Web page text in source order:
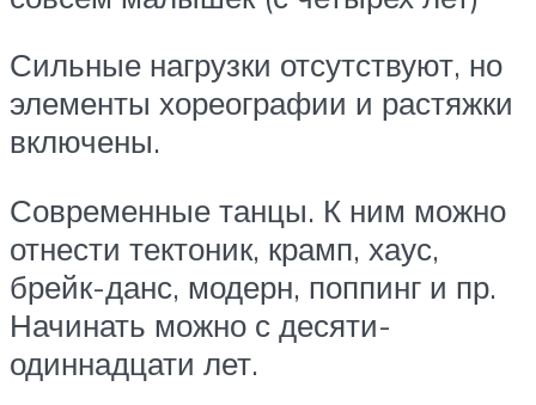
Сильные нагрузки отсутствуют, но
элементы хореографии и растяжки
включены.
Современные танцы. К ним можно
отнести тектоник, крамп, хаус,
брейк-данс, модерн, поппинг и пр.
Начинать можно с десяти-
одиннадцати лет.